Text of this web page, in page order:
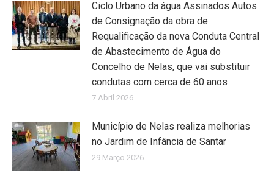
Ciclo Urbano da água Assinados Autos
de Consignação da obra de
Requalificação da nova Conduta Central
de Abastecimento de Água do
Concelho de Nelas, que vai substituir
condutas com cerca de 60 anos
7 Abril 2026
Município de Nelas realiza melhorias
no Jardim de Infância de Santar
29 Março 2026